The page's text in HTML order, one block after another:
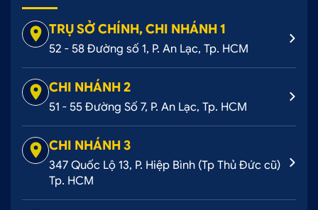
TRỤ SỞ CHÍNH, CHI NHÁNH 1
52 - 58 Đường số 1, P. An Lạc, Tp. HCM
CHI NHÁNH 2
51 - 55 Đường Số 7, P. An Lạc, Tp. HCM
CHI NHÁNH 3
347 Quốc Lộ 13, P. Hiệp Bình (Tp Thủ Đức cũ)
Tp. HCM